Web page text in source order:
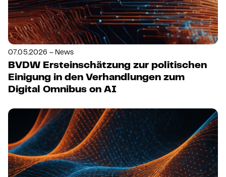
07.05.2026 – News
BVDW Ersteinschätzung zur politischen
Einigung in den Verhandlungen zum
Digital Omnibus on AI